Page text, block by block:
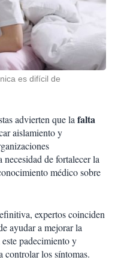
es difícil de
advierten que lafalta
aislamiento y
necesidad de fortalecer la
médico sobre
expertos coinciden
ayudar a mejorar la
padecimiento y
controlar los síntomas.